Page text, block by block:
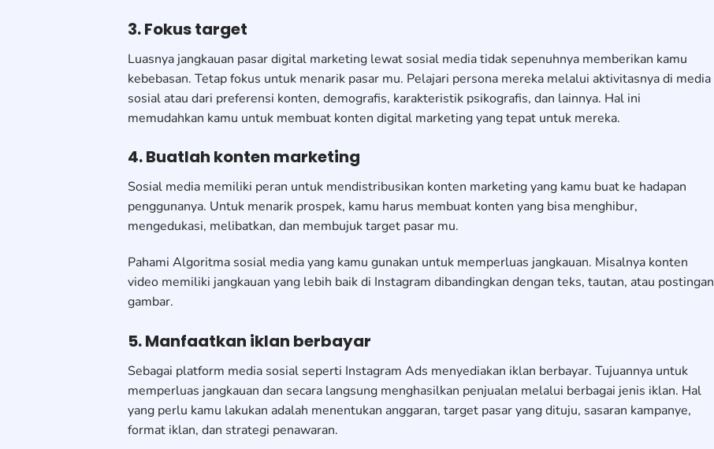
3. Fokus target
Luasnya jangkauan pasar digital marketing lewat sosial media tidak sepenuhnya memberikan kamu
kebebasan. Tetap fokus untuk menarik pasar mu. Pelajari persona mereka melalui aktivitasnya di media
sosial atau dari preferensi konten, demografis, karakteristik psikografis, dan lainnya. Hal ini
memudahkan kamu untuk membuat konten digital marketing yang tepat untuk mereka.
4. Buatlah konten marketing
Sosial media memiliki peran untuk mendistribusikan konten marketing yang kamu buat ke hadapan
penggunanya. Untuk menarik prospek, kamu harus membuat konten yang bisa menghibur,
mengedukasi, melibatkan, dan membujuk target pasar mu.
Pahami Algoritma sosial media yang kamu gunakan untuk memperluas jangkauan. Misalnya konten
video memiliki jangkauan yang lebih baik di Instagram dibandingkan dengan teks, tautan, atau postingan
gambar.
5. Manfaatkan iklan berbayar
Sebagai platform media sosial seperti Instagram Ads menyediakan iklan berbayar. Tujuannya untuk
memperluas jangkauan dan secara langsung menghasilkan penjualan melalui berbagai jenis iklan. Hal
yang perlu kamu lakukan adalah menentukan anggaran, target pasar yang dituju, sasaran kampanye,
format iklan, dan strategi penawaran.